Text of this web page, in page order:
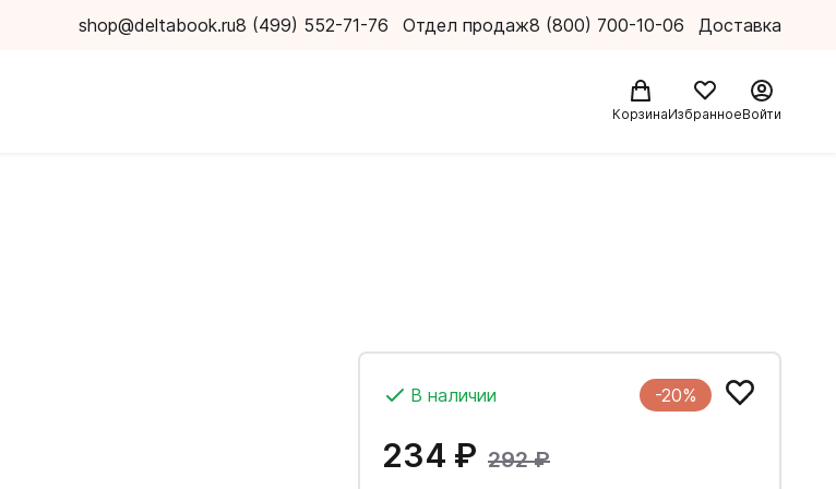
shop@deltabook.ru8 (499) 552-71-76 Отдел продаж8 (800) 700-10-06 Доставка
КорзинаИзбранноеВойти
В наличии -20%
234 ₽ 292 ₽